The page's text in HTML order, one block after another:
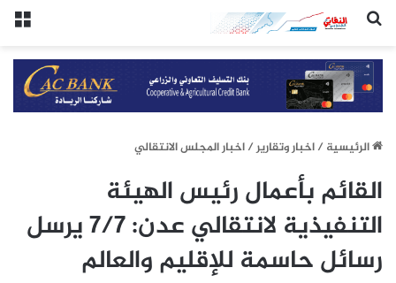
(النقابي الجنوبي:/خاص.)
الرئيسيِة/اخبار وتقارير/اخبار المجلس الانتقالي
القائم بأعمال رئيس الهيئة
التنفيذية لانتقالي عدن: 7/7 يرسل
رسائل حاسمة للإقليم والعالم